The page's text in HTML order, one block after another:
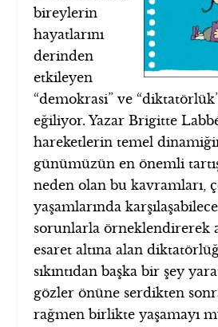
bireylerin
hayatlarını
derinden
etkileyen
“demokrasi” ve
eğiliyor. Yazar Brigitte
hareketlerin temel
günümüzün en önemli
neden olan bu kavramları,
yaşamlarında
sorunlarla örneklendirerek
esaret altına alan
sıkıntıdan başka bir şey
gözler önüne serdikten
rağmen birlikte yaşamayı